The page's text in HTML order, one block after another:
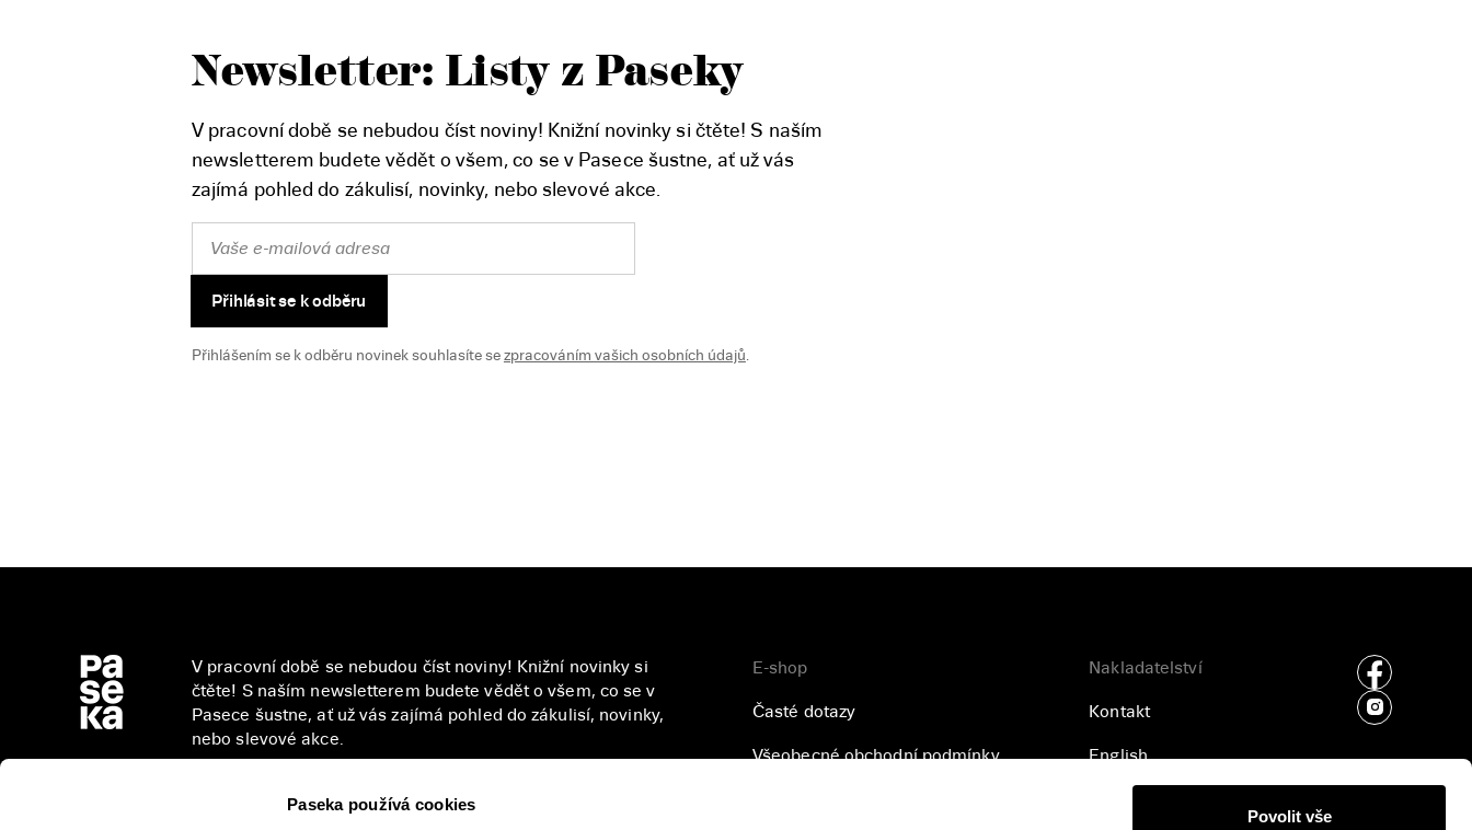
Paseka používá cookies
Povolit vše
Newsletter: Listy z Paseky
V pracovní době se nebudou číst noviny! Knižní novinky si čtěte! S naším
newsletterem budete vědět o všem, co se v Pasece šustne, ať už vás
zajímá pohled do zákulisí, novinky, nebo slevové akce.
Přihlásit se k odběru
Přihlášením se k odběru novinek souhlasíte se zpracováním vašich osobních údajů
V pracovní době se nebudou číst noviny! Knižní novinky si
čtěte! S naším newsletterem budete vědět o všem, co se v
Pasece šustne, ať už vás zajímá pohled do zákulisí, novinky,
nebo slevové akce.
E-shop
Časté dotazy
Všeobecné obchodní podmínky
Nakladatelství
Kontakt
English